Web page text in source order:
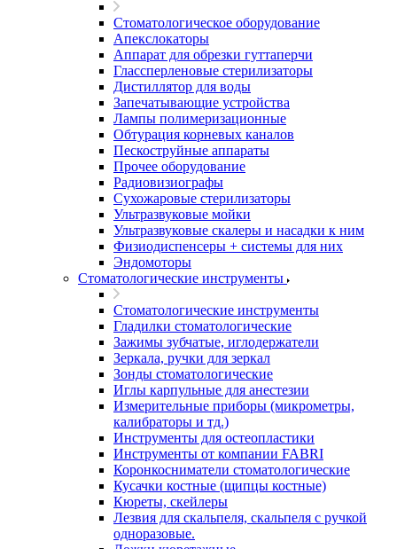
Стоматологическое оборудование
Апекслокаторы
Аппарат для обрезки гуттаперчи
Глассперленовые стерилизаторы
Дистиллятор для воды
Запечатывающие устройства
Лампы полимеризационные
Обтурация корневых каналов
Пескоструйные аппараты
Прочее оборудование
Радиовизиографы
Сухожаровые стерилизаторы
Ультразвуковые мойки
Ультразвуковые скалеры и насадки к ним
Физиодиспенсеры + системы для них
Эндомоторы
Стоматологические инструменты
Стоматологические инструменты
Гладилки стоматологические
Зажимы зубчатые, иглодержатели
Зеркала, ручки для зеркал
Зонды стоматологические
Иглы карпульные для анестезии
Измерительные приборы (микрометры,
калибраторы и тд.)
Инструменты для остеопластики
Инструменты от компании FABRI
Коронкосниматели стоматологические
Кусачки костные (щипцы костные)
Кюреты, скейлеры
Лезвия для скальпеля, скальпеля с ручкой
одноразовые.